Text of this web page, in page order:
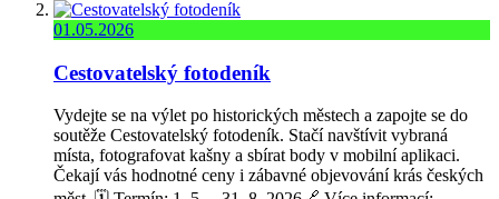
01.05.2026
Cestovatelský fotodeník
Vydejte se na výlet po historických městech a zapojte se do
soutěže Cestovatelský fotodeník. Stačí navštívit vybraná
místa, fotografovat kašny a sbírat body v mobilní aplikaci.
Čekají vás hodnotné ceny i zábavné objevování krás českých